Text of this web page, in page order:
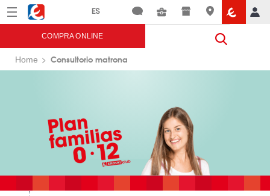
Menú Eroski
COMPRA ONLINE
Home Consultorio matrona